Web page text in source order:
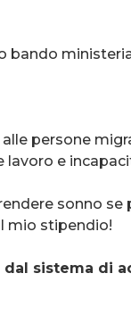
bando
persone
e
sonno
mio stipendio!
dal sistema